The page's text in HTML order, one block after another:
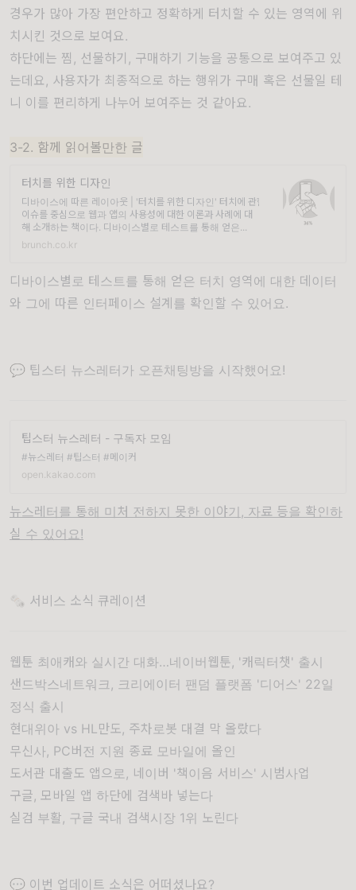
경우가 많아 가장 편안하고 정확하게 터치할 수 있는 영역에 위
치시킨 것으로 보여요.
하단에는 찜, 선물하기, 구매하기 기능을 공통으로 보여주고 있
는데요, 사용자가 최종적으로 하는 행위가 구매 혹은 선물일 테
니 이를 편리하게 나누어 보여주는 것 같아요.
3-2. 함께 읽어볼만한 글
터치를 위한 디자인
디바이스에 따른 레이아웃 | '터치를 위한 디자인' 터치에 관한
이슈를 중심으로 웹과 앱의 사용성에 대한 이론과 사례에 대
해 소개하는 책이다. 디바이스별로 테스트를 통해 얻은...
brunch.co.kr
디바이스별로 테스트를 통해 얻은 터치 영역에 대한 데이터
와 그에 따른 인터페이스 설계를 확인할 수 있어요.
💬 팁스터 뉴스레터가 오픈채팅방을 시작했어요!
팁스터 뉴스레터 - 구독자 모임
#뉴스레터 #팁스터 #메이커
open.kakao.com
뉴스레터를 통해 미처 전하지 못한 이야기, 자료 등을 확인하
실 수 있어요!
🗞 서비스 소식 큐레이션
웹툰 최애캐와 실시간 대화…네이버웹툰, '캐릭터챗' 출시
샌드박스네트워크, 크리에이터 팬덤 플랫폼 '디어스' 22일
정식 출시
현대위아 vs HL만도, 주차로봇 대결 막 올랐다
무신사, PC버전 지원 종료 모바일에 올인
도서관 대출도 앱으로, 네이버 '책이음 서비스' 시범사업
구글, 모바일 앱 하단에 검색바 넣는다
실검 부활, 구글 국내 검색시장 1위 노린다
💬 이번 업데이트 소식은 어떠셨나요?